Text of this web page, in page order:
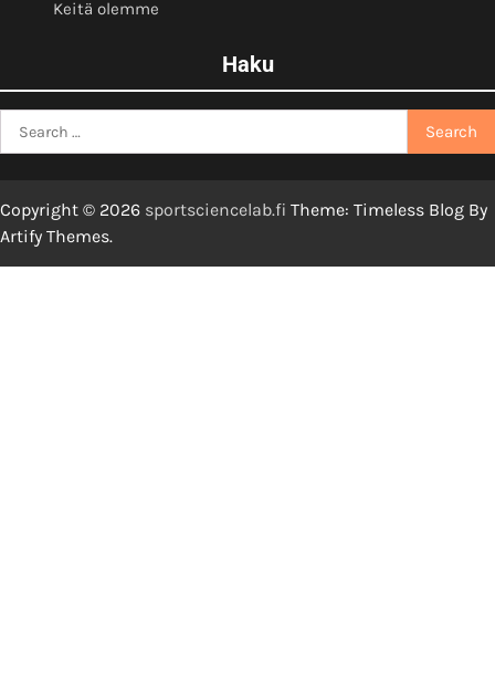
Keitä olemme
Haku
for:
Copyright © 2026 sportsciencelab.fi Theme: Timeless Blog By
Artify Themes.